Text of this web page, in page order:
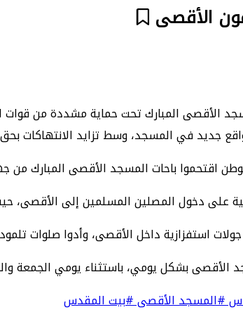
الأقصى
الأقصى المبارك تحت حماية مشددة من
جديد في المسجد، وسط تزايد الانتهاكات
على دخول المصلين المسلمين إلى
استفزازية داخل الأقصى، وأدوا صلوات
الأقصى بشكل يومي، باستثناء يومي الجمعة
#المسجد الأقصى#بيت المقدس